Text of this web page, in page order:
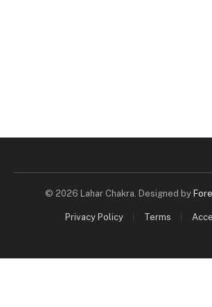
© 2026 Lahar Chakra. Designed by
Privacy Policy Terms